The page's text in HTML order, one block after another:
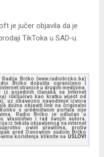
je jučer objavila da je
TikToka u SAD-u.
Brčko (www.radiobrcko.ba)
Brčko dopušta ograničeno i
stranice u drugim medijima.
iz pojedinih članaka sa Internet
isključivo kao kratku vijest od
uz obavezno navođenje izvora
dužna objaviti link na originalni
s uredništvom portala nije
Radio Brčko je odlučan u
vlasništvo i rad svojih autora.
iz teksta objavljenog na internet
ovim pravilima, protiv
pred Osnovnim sudom Brčko
korištenja kliknite na USLOVI